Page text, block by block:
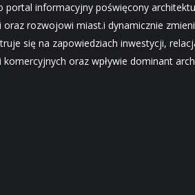
portal informacyjny poświęcony
oraz rozwojowi miast.i dynamicznie
się na zapowiedziach inwestycji,
oraz wpływie dominant